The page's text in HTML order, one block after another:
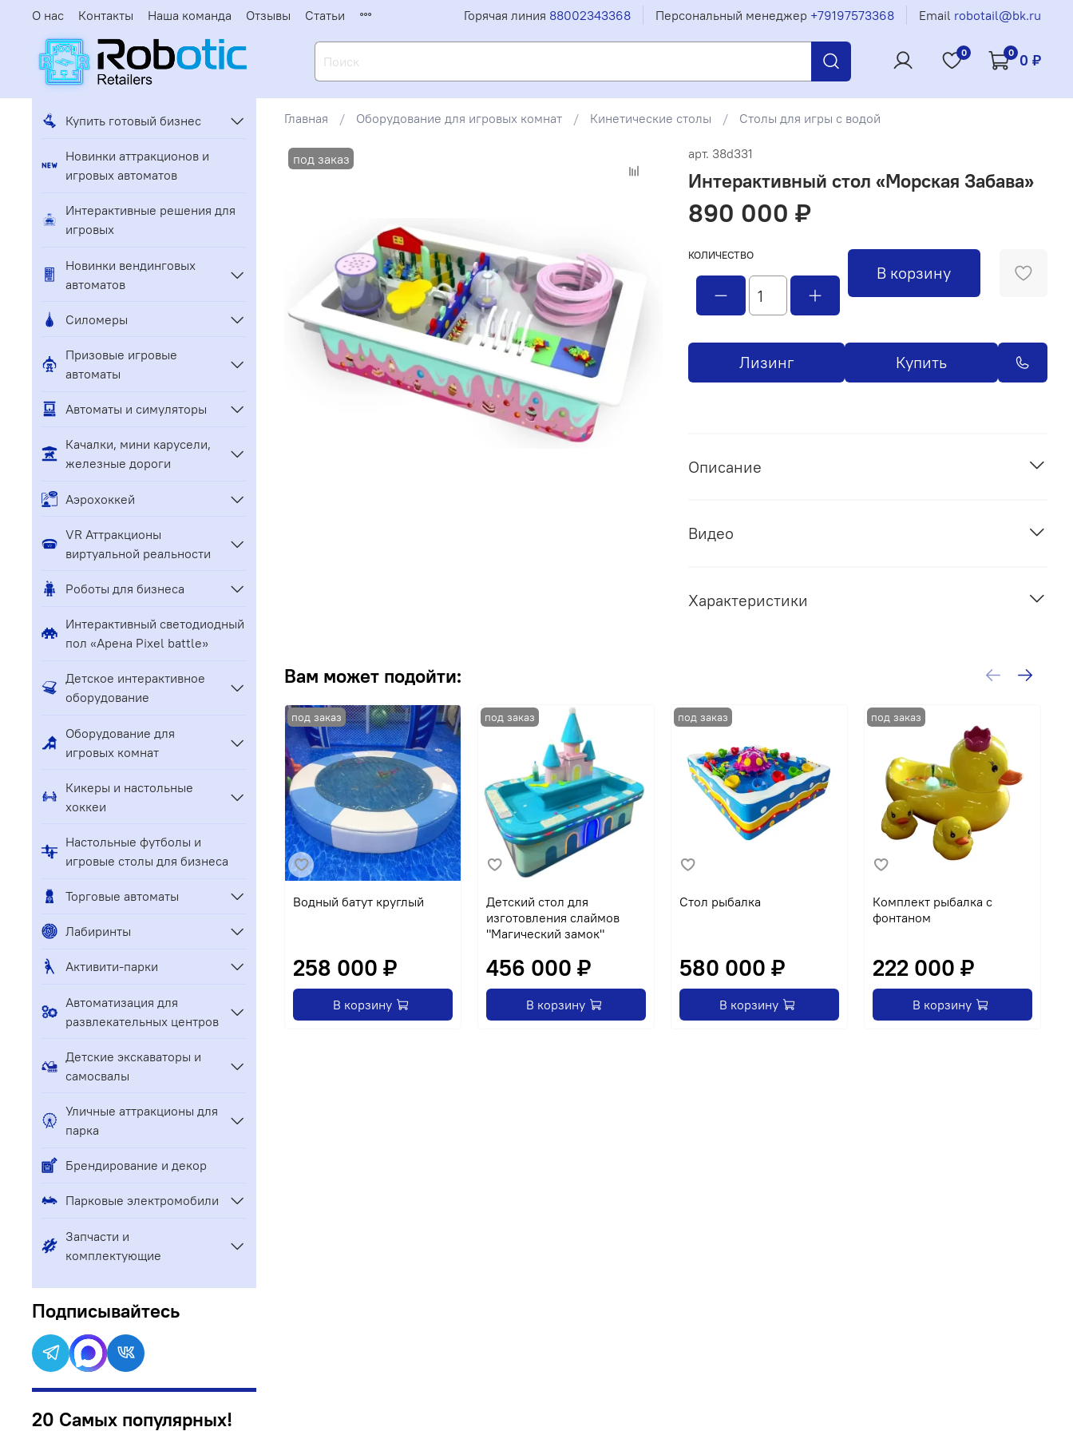
О нас Контакты Наша команда Отзывы Статьи Горячая линия 88002343368 Персональный менеджер +79197573368 Email robotail@bk.ru
0 0 0 ₽
Главная Оборудование для игровых комнат Кинетические столы Столы для игры с водой
арт. 38d331
Интерактивный стол «Морская Забава»
890 000 ₽
КОЛИЧЕСТВО
В корзину
Лизинг Купить
Описание
Видео
Характеристики
Вам может подойти:
Водный батут круглый
258 000 ₽
В корзину
Детский стол для
изготовления слаймов
"Магический замок"
456 000 ₽
В корзину
Стол рыбалка
580 000 ₽
В корзину
Комплект рыбалка с
фонтаном
222 000 ₽
В корзину
Купить готовый бизнес
Новинки аттракционов и
игровых автоматов
Интерактивные решения для
игровых
Новинки вендинговых
автоматов
Силомеры
Призовые игровые
автоматы
Автоматы и симуляторы
Качалки, мини карусели,
железные дороги
Аэрохоккей
VR Аттракционы
виртуальной реальности
Роботы для бизнеса
Интерактивный светодиодный
пол «Арена Pixel battle»
Детское интерактивное
оборудование
Оборудование для
игровых комнат
Кикеры и настольные
хоккеи
Настольные футболы и
игровые столы для бизнеса
Торговые автоматы
Лабиринты
Активити-парки
Автоматизация для
развлекательных центров
Детские экскаваторы и
самосвалы
Уличные аттракционы для
парка
Брендирование и декор
Парковые электромобили
Запчасти и
комплектующие
Подписывайтесь
20 Самых популярных!